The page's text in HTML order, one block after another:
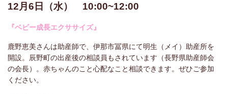
12月6日（水） 10:00~12:00
『ベビー成長エクササイズ』
鹿野恵美さんは助産師で、伊那市冨県にて明生（メイ）助産所を
開設。辰野町の出産後の相談員もされています（長野県助産師会
の会長）。赤ちゃんのこと心配なこと相談できます。ぜひご参加
ください。